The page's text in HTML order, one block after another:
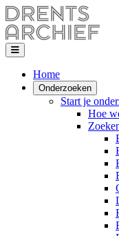
Home
Onderzoeken
Start je
Hoe